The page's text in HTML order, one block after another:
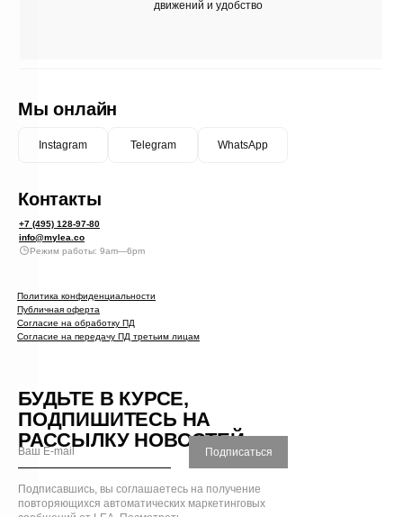
движений и удобство
+7 (495) 128-97-80
info@mylea.co
Режим работы: 9am—6pm
Политика конфиденциальности
Публичная оферта
Согласие на обработку ПД
Согласие на передачу ПД третьим лицам
Контакты
Мы онлайн
БУДЬТЕ В КУРСЕ,
ПОДПИШИТЕСЬ НА
РАССЫЛКУ НОВОСТЕЙ
Instagram Telegram WhatsApp
Подписаться
Подписавшись, вы соглашаетесь на получение
повторяющихся автоматических маркетинговых